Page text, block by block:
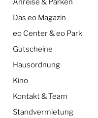
Das eo Magazin
eo Center & eo Park
Gutscheine
Hausordnung
Kino
Kontakt & Team
Standvermietung